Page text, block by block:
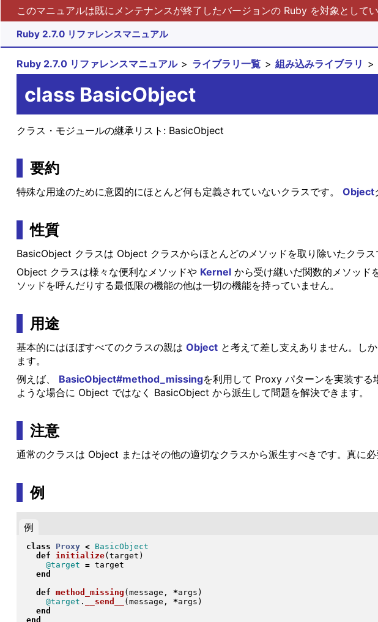
このマニュアルは既にメンテナンスが終了したバージョンの Ruby を対象として
Ruby 2.7.0 リファレンスマニュアル
Ruby 2.7.0 リファレンスマニュアル ライブラリ一覧 組み込みライブラリ
class BasicObject
クラス・モジュールの継承リスト: BasicObject
要約
特殊な用途のために意図的にほとんど何も定義されていないクラスです。 Object
性質
BasicObject クラスは Object クラスからほとんどのメソッドを取り除いたクラス
Object クラスは様々な便利なメソッドや Kernelから受け継いだ関数的メソッド
ソッドを呼んだりする最低限の機能の他は一切の機能を持っていません。
用途
基本的にはほぼすべてのクラスの親は Objectと考えて差し支えありません。し
ます。
例えば、 BasicObject#method_missingを利用して Proxy パターンを実装する
ような場合に Object ではなく BasicObject から派生して問題を解決できます。
注意
通常のクラスは Object またはその他の適切なクラスから派生すべきです。真に
例
例
class Proxy <
BasicObject
def
initialize( target )
@target = target
end
def method_missing ( message, *args )
@target . __send__ ( message, *args )
end
end